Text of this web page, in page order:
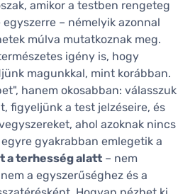
amikor a testben rengeteg
– némelyik azonnal
múlva mutatkoznak meg.
igény is, hogy
magunkkal, mint korábban.
hanem okosabban: válasszuk
figyeljünk a test jelzéseire, és
ahol azoknak nincs
gyakrabban emlegetik a
a terhesség alatt – nem
a egyszerűséghez és a